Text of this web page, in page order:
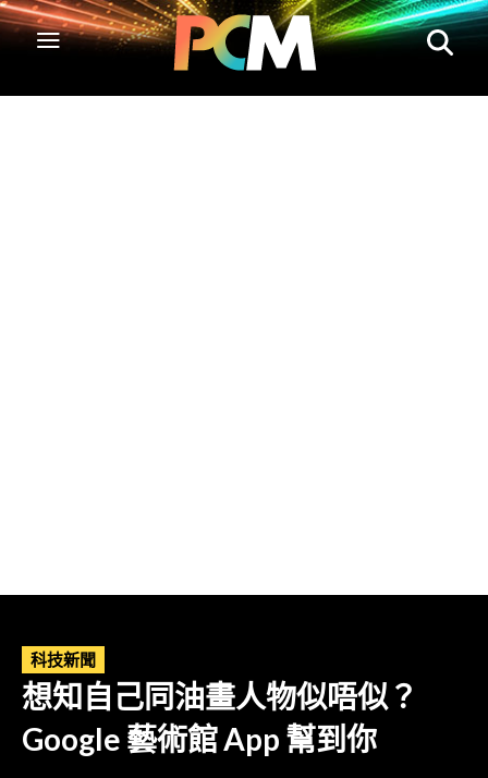
科技新聞
想知自己同油畫人物似唔似？
Google 藝術館 App 幫到你